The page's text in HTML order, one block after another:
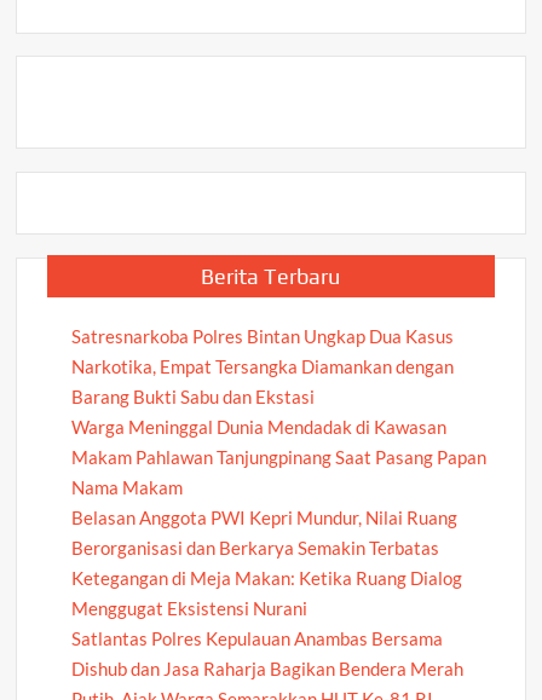
Berita Terbaru
Satresnarkoba Polres Bintan Ungkap Dua Kasus
Narkotika, Empat Tersangka Diamankan dengan
Barang Bukti Sabu dan Ekstasi
Warga Meninggal Dunia Mendadak di Kawasan
Makam Pahlawan Tanjungpinang Saat Pasang Papan
Nama Makam
Belasan Anggota PWI Kepri Mundur, Nilai Ruang
Berorganisasi dan Berkarya Semakin Terbatas
Ketegangan di Meja Makan: Ketika Ruang Dialog
Menggugat Eksistensi Nurani
Satlantas Polres Kepulauan Anambas Bersama
Dishub dan Jasa Raharja Bagikan Bendera Merah